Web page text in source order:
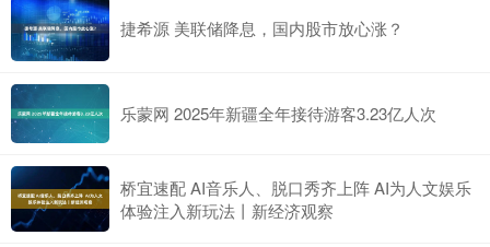
捷希源 美联储降息，国内股市放心涨？
乐蒙网 2025年新疆全年接待游客3.23亿人次
桥宜速配 AI音乐人、脱口秀齐上阵 AI为人文娱乐
体验注入新玩法丨新经济观察